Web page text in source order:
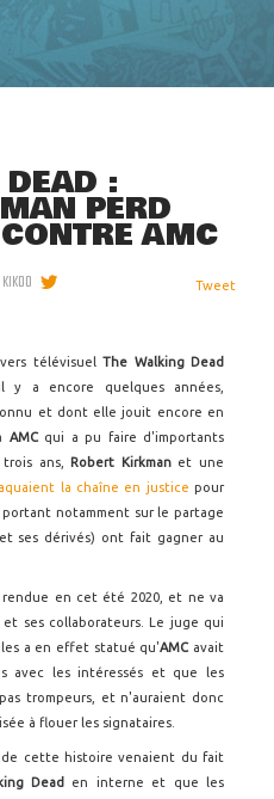
:
PERD
AMC
Tweet
télévisuel The Walking Dead
a encore quelques années,
et dont elle jouit encore en
AMC qui a pu faire d'importants
ans, Robert Kirkman et une
la chaîne en justice pour
notamment sur le partage
ses dérivés) ont fait gagner au
en cet été 2020, et ne va
et ses collaborateurs. Le juge qui
a en effet statué qu'AMC avait
avec les intéressés et que les
trompeurs, et n'auraient donc
à flouer les signataires.
cette histoire venaient du fait
Dead en interne et que les